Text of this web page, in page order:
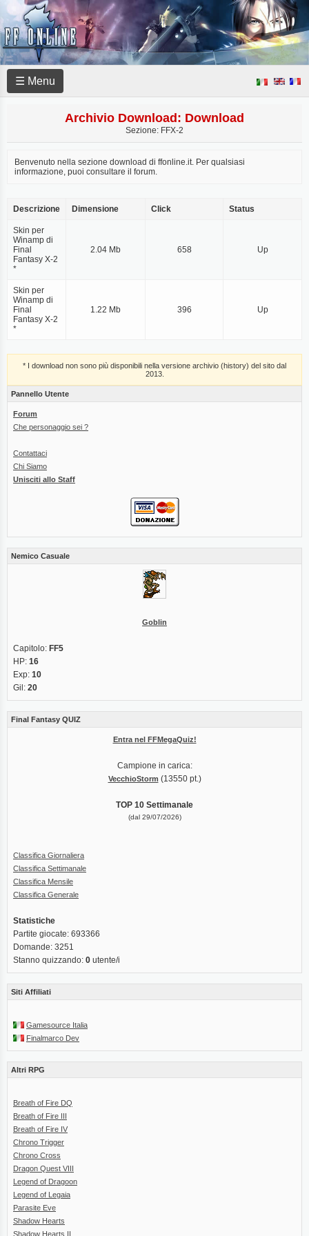
☰ Menu
Archivio Download: Download
Sezione: FFX-2
Benvenuto nella sezione download di ffonline.it. Per qualsiasi
informazione, puoi consultare il forum.
Descrizione Dimensione Click Status
Skin per
Winamp di
Final
Fantasy X-2
*
2.04 Mb 658 Up
Skin per
Winamp di
Final
Fantasy X-2
*
1.22 Mb 396 Up
* I download non sono più disponibili nella versione archivio (history) del sito dal
2013.
Pannello Utente
Forum
Che personaggio sei ?
Contattaci
Chi Siamo
Unisciti allo Staff
Nemico Casuale
Goblin
Capitolo: FF5
HP: 16
Exp: 10
Gil: 20
Final Fantasy QUIZ
Entra nel FFMegaQuiz!
Campione in carica:
VecchioStorm (13550 pt.)
TOP 10 Settimanale
(dal 29/07/2026)
Classifica Giornaliera
Classifica Settimanale
Classifica Mensile
Classifica Generale
Statistiche
Partite giocate: 693366
Domande: 3251
Stanno quizzando: 0 utente/i
Siti Affiliati
Gamesource Italia
Finalmarco Dev
Altri RPG
Breath of Fire DQ
Breath of Fire III
Breath of Fire IV
Chrono Trigger
Chrono Cross
Dragon Quest VIII
Legend of Dragoon
Legend of Legaia
Parasite Eve
Shadow Hearts
Shadow Hearts II